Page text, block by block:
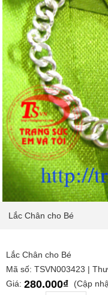
Lắc Chân cho Bé
Lắc Chân cho Bé
Mã số: TSVN003423 |
Giá: 280.000₫
(Cập